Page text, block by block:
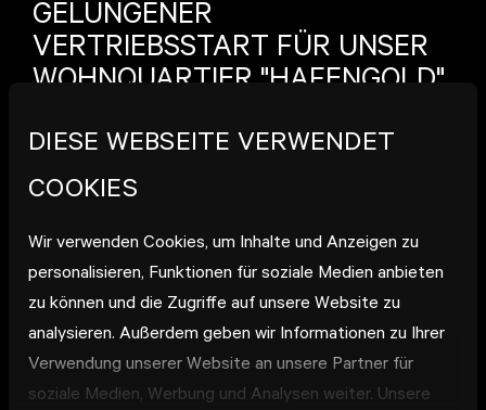
DIESE WEBSEITE VERWENDET
COOKIES
Wir verwenden Cookies, um Inhalte und Anzeigen zu
personalisieren, Funktionen für soziale Medien anbieten
zu können und die Zugriffe auf unsere Website zu
analysieren. Außerdem geben wir Informationen zu Ihrer
Verwendung unserer Website an unsere Partner für
soziale Medien, Werbung und Analysen weiter. Unsere
GELUNGENER
VERTRIEBSSTART FÜR UNSER
WOHNQUARTIER "HAFENGOLD"
Rund 200 interessierte Gäste kamen auf den Baugrund
der Hafeninsel, um sich im Zelt vor unserer Info-Suite
entstehenden Stadtteil Offenbachs, gab es eine
Präsentation der Wohnformen und Vorzüge von
„Hafengold“. Zudem hatten unsere Gäste die
Gelegenheit, sich intensiv über die Details der
Wohnhäuser zu informieren und beraten zu lassen. Ein